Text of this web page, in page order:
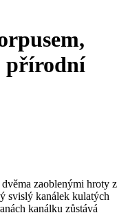
přírodní
zaoblenými hroty z
svislý kanálek kulatých
kanálku zůstává